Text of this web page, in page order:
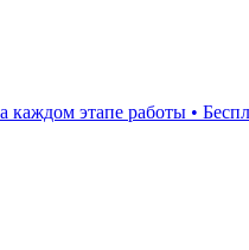
работы • Бесплатные и